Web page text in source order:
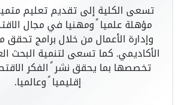
تسعى الكلية إلى تقديم تعليم
مؤهلة علميا ً ومهنيا في مجال
وإدارة الأعمال من خلال برامج تحقق
الأكاديمي. كما تسعى لتنمية البحث
تخصصها بما يحقق نشر ً الفكر
إقليميا ً وعالميا.